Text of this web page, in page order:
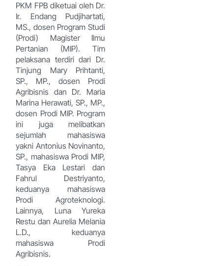
PKM FPB diketuai oleh Dr.
Ir. Endang Pudjihartati,
MS., dosen Program Studi
(Prodi) Magister Ilmu
Pertanian (MIP). Tim
pelaksana terdiri dari Dr.
Tinjung Mary Prihtanti,
SP., MP., dosen Prodi
Agribisnis dan Dr. Maria
Marina Herawati, SP., MP.,
dosen Prodi MIP. Program
ini juga melibatkan
sejumlah mahasiswa
yakni Antonius Novinanto,
SP., mahasiswa Prodi MIP,
Tasya Eka Lestari dan
Fahrul Destriyanto,
keduanya mahasiswa
Prodi Agroteknologi.
Lainnya, Luna Yureka
Restu dan Aurelia Melania
L.D., keduanya
mahasiswa Prodi
Agribisnis.